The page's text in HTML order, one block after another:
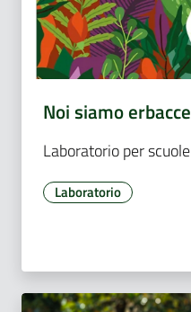
Noi siamo erbacce
Laboratorio per scuole
Laboratorio